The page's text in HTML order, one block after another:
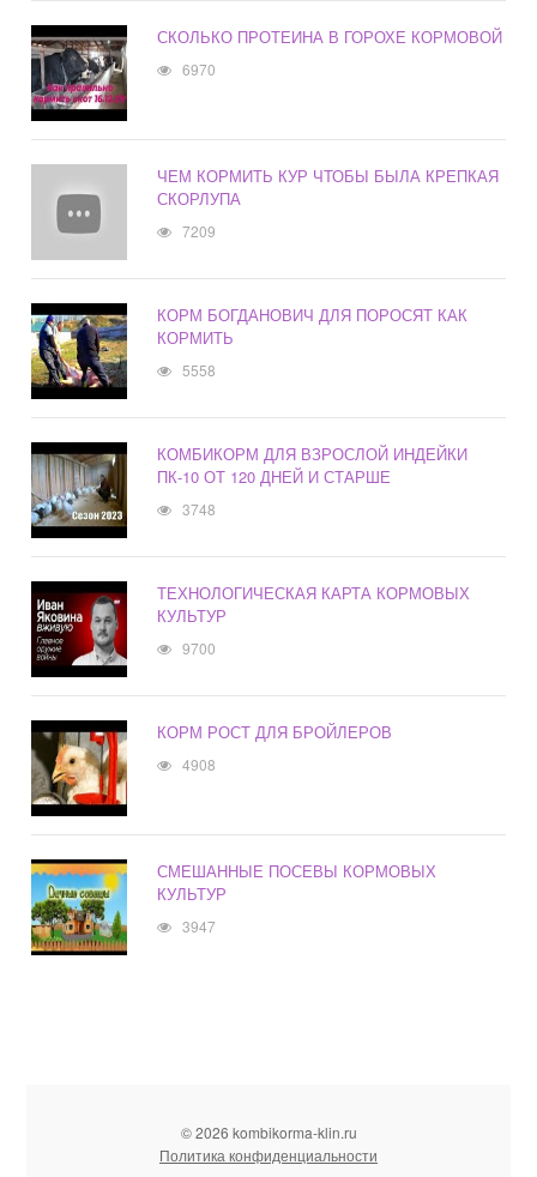
СКОЛЬКО ПРОТЕИНА В ГОРОХЕ КОРМОВОЙ
6970
ЧЕМ КОРМИТЬ КУР ЧТОБЫ БЫЛА КРЕПКАЯ
СКОРЛУПА
7209
КОРМ БОГДАНОВИЧ ДЛЯ ПОРОСЯТ КАК
КОРМИТЬ
5558
КОМБИКОРМ ДЛЯ ВЗРОСЛОЙ ИНДЕЙКИ
ПК-10 ОТ 120 ДНЕЙ И СТАРШЕ
3748
ТЕХНОЛОГИЧЕСКАЯ КАРТА КОРМОВЫХ
КУЛЬТУР
9700
КОРМ РОСТ ДЛЯ БРОЙЛЕРОВ
4908
СМЕШАННЫЕ ПОСЕВЫ КОРМОВЫХ
КУЛЬТУР
3947
© 2026 kombikorma-klin.ru
Политика конфиденциальности